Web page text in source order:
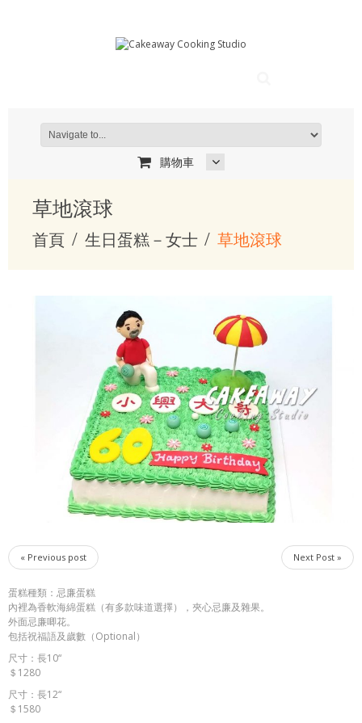
購物車
草地滾球
首頁 生日蛋糕－女士 草地滾球
« Previous post Next Post »
蛋糕種類：忌廉蛋糕
內裡為香軟海綿蛋糕（有多款味道選擇），夾心忌廉及雜果。
外面忌廉唧花。
包括祝福語及歲數（Optional）
尺寸：長10“
＄1280
尺寸：長12“
＄1580